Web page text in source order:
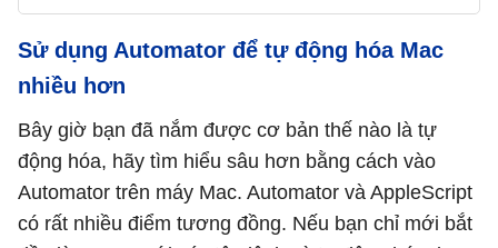
Sử dụng Automator để tự động hóa Mac
nhiều hơn
Bây giờ bạn đã nắm được cơ bản thế nào là tự
động hóa, hãy tìm hiểu sâu hơn bằng cách vào
Automator trên máy Mac. Automator và AppleScript
có rất nhiều điểm tương đồng. Nếu bạn chỉ mới bắt